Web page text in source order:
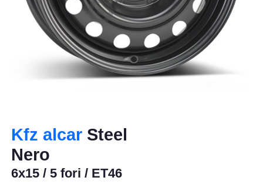
Kfz alcar Steel
Nero
6x15 / 5 fori / ET46